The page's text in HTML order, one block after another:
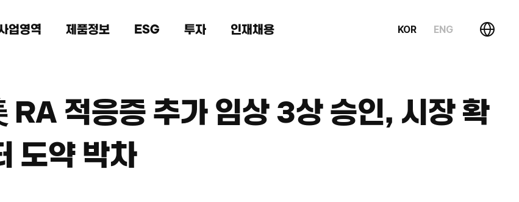
업영역 제품정보 ESG 투자 인재채용 KOR ENG
RA 적응증 추가 임상 3상 승인, 시장 확
도약 박차